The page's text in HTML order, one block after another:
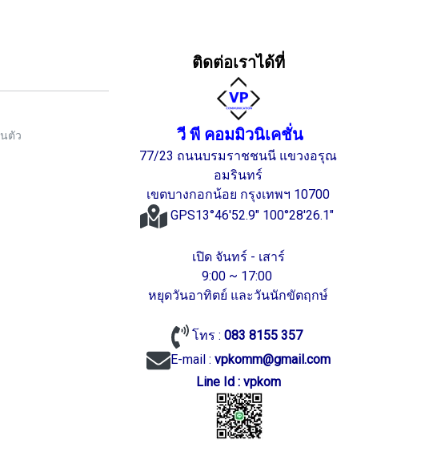
ตัว
ติดต่อเราได้ที่
วี พี คอมมิวนิเคชั่น
77/23 ถนนบรมราชชนนี แขวงอรุณ
อมรินทร์
เขตบางกอกน้อย กรุงเทพฯ 10700
GPS13°46'52.9" 100°28'26.1"
เปิด จันทร์ - เสาร์
9:00 ~ 17:00
หยุดวันอาทิตย์ และวันนักขัตฤกษ์
โทร : 083 8155 357
E-mail : vpkomm@gmail.com
Line Id : vpkom